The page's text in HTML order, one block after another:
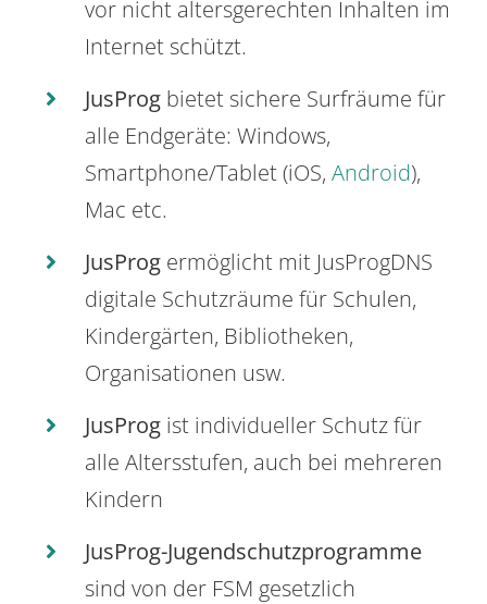
vor nicht altersgerechten Inhalten im
Internet schützt.
JusProg bietet sichere Surfräume für
alle Endgeräte: Windows,
Smartphone/Tablet (iOS, Android),
Mac etc.
JusProg ermöglicht mit JusProgDNS
digitale Schutzräume für Schulen,
Kindergärten, Bibliotheken,
Organisationen usw.
JusProg ist individueller Schutz für
alle Altersstufen, auch bei mehreren
Kindern
JusProg-Jugendschutzprogramme
sind von der FSM gesetzlich